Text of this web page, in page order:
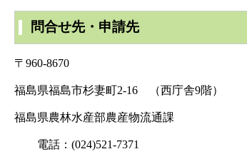
問合せ先・申請先
〒960-8670
福島県福島市杉妻町2-16 （西庁舎9階）
福島県農林水産部農産物流通課
電話：(024)521-7371